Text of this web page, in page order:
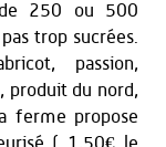
de 250 ou 500
trop sucrées.
passion,
produit du nord,
ferme propose
( 1,50€ le